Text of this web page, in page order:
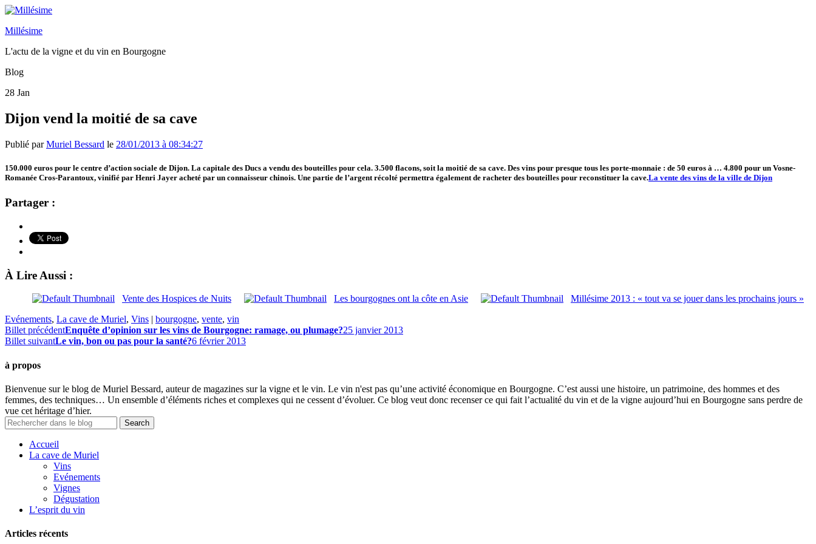
Millésime
L'actu de la vigne et du vin en Bourgogne
Blog
28 Jan
Dijon vend la moitié de sa cave
Publié parMuriel Bessard le 28/01/2013 à 08:34:27
150.000 euros pour le centre d’action sociale de Dijon. La capitale des Ducs a vendu des bouteilles pour cela. 3.500 flacons, soit la moitié de sa cave. Des vins pour presque tous les porte-monnaie : de 50 euros à … 4.800 pour un Vosne-
Romanée Cros-Parantoux, vinifié par Henri Jayer acheté par un connaisseur chinois. Une partie de l’argent récolté permettra également de racheter des bouteilles pour reconstituer la cave.La vente des vins de la ville de Dijon
Partager :
À Lire Aussi :
Vente des Hospices de Nuits Les bourgognes ont la côte en Asie
Millésime 2013 : « tout va se jouer dans les prochains jours »
Evénements, La cave de Muriel, Vins | bourgogne, vente, vin
Billet précédentEnquête d’opinion sur les vins de Bourgogne: ramage, ou plumage?25 janvier 2013
Billet suivantLe vin, bon ou pas pour la santé?6 février 2013
à propos
Bienvenue sur le blog de Muriel Bessard, auteur de magazines sur la vigne et le vin. Le vin n'est pas qu’une activité économique en Bourgogne. C’est aussi une histoire, un patrimoine, des hommes et des
femmes, des techniques… Un ensemble d’éléments riches et complexes qui ne cessent d’évoluer. Ce blog veut donc recenser ce qui fait l’actualité du vin et de la vigne aujourd’hui en Bourgogne sans perdre de
vue cet héritage d’hier.
Accueil
La cave de Muriel
Vins
Evénements
Vignes
Dégustation
L’esprit du vin
Articles récents